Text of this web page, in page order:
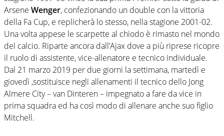
Arsene Wenger, confezionando un double con la vittoria
della Fa Cup, e replicherà lo stesso, nella stagione 2001-02.
Una volta appese le scarpette al chiodo è rimasto nel mondo
del calcio. Riparte ancora dall’Ajax dove a più riprese ricopre
il ruolo di assistente, vice-allenatore e tecnico individuale.
Dal 21 marzo 2019 per due giorni la settimana, martedì e
giovedì ,sostituisce negli allenamenti il tecnico dello Jong
Almere City – van Dinteren – impegnato a fare da vice in
prima squadra ed ha così modo di allenare anche suo figlio
Mitchell.